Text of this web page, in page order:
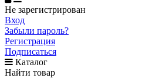
Не зарегистрирован
Вход
Забыли пароль?
Регистрация
Подписаться
Каталог
Найти товар